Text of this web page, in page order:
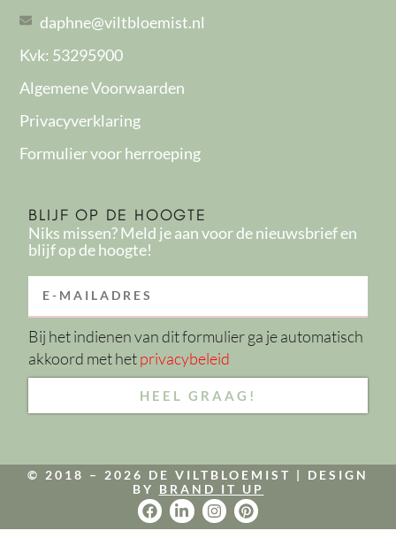
daphne@viltbloemist.nl
Kvk: 53295900
Algemene Voorwaarden
Privacyverklaring
Formulier voor herroeping
BLIJF OP DE HOOGTE
Niks missen? Meld je aan voor de nieuwsbrief en
blijf op de hoogte!
Bij het indienen van dit formulier ga je automatisch
akkoord met hetprivacybeleid
HEEL GRAAG!
© 2018 – 2026 DE VILTBLOEMIST | DESIGN
BY BRAND IT UP
F
a
c
L
i
n
I
n
s
P
i
n